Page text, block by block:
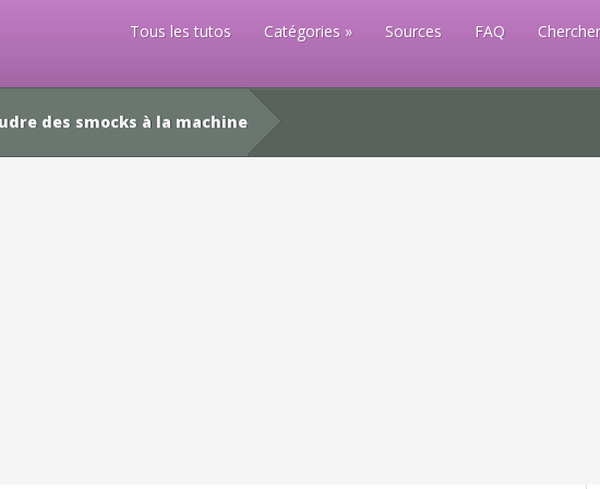
Tous les tutos Catégories Sources FAQ
des smocks à la machine